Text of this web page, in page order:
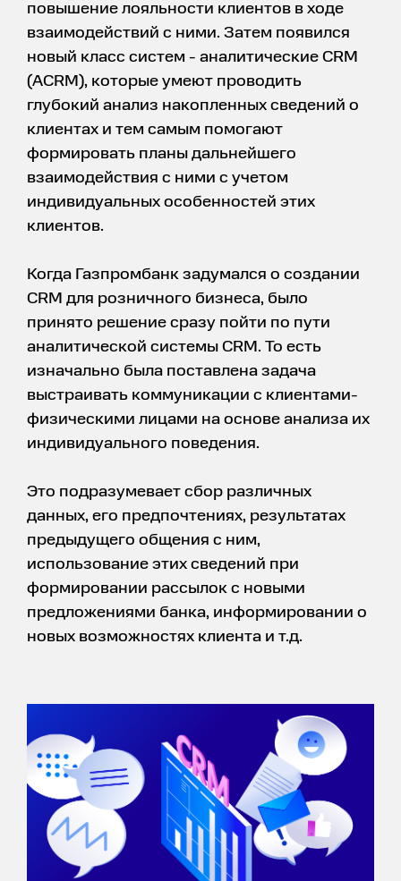
повышение лояльности клиентов в ходе
взаимодействий с ними. Затем появился
новый класс систем - аналитические CRM
(ACRM), которые умеют проводить
глубокий анализ накопленных сведений о
клиентах и тем самым помогают
формировать планы дальнейшего
взаимодействия с ними с учетом
индивидуальных особенностей этих
клиентов.
Когда Газпромбанк задумался о создании
CRM для розничного бизнеса, было
принято решение сразу пойти по пути
аналитической системы CRM. То есть
изначально была поставлена задача
выстраивать коммуникации с клиентами-
физическими лицами на основе анализа их
индивидуального поведения.
Это подразумевает сбор различных
данных, его предпочтениях, результатах
предыдущего общения с ним,
использование этих сведений при
формировании рассылок с новыми
предложениями банка, информировании о
новых возможностях клиента и т.д.